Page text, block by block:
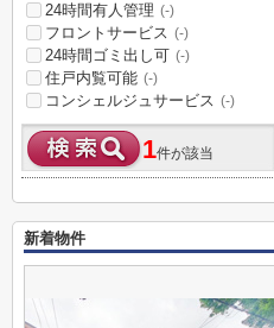
24時間有人管理 (-)
フロントサービス (-)
24時間ゴミ出し可 (-)
住戸内覧可能 (-)
コンシェルジュサービス (-)
1件が該当
新着物件